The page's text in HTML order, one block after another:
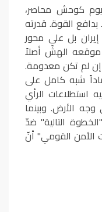
كوحش محاصر،
القوة. قدرته
بل على محور
الهشّ أصلاً
إن لم تكن معدومة.
شبه كامل على
استطلاعات الرأي
الأرض. وبينما
التالية" ضدّ
الأمن القومي" أنّ